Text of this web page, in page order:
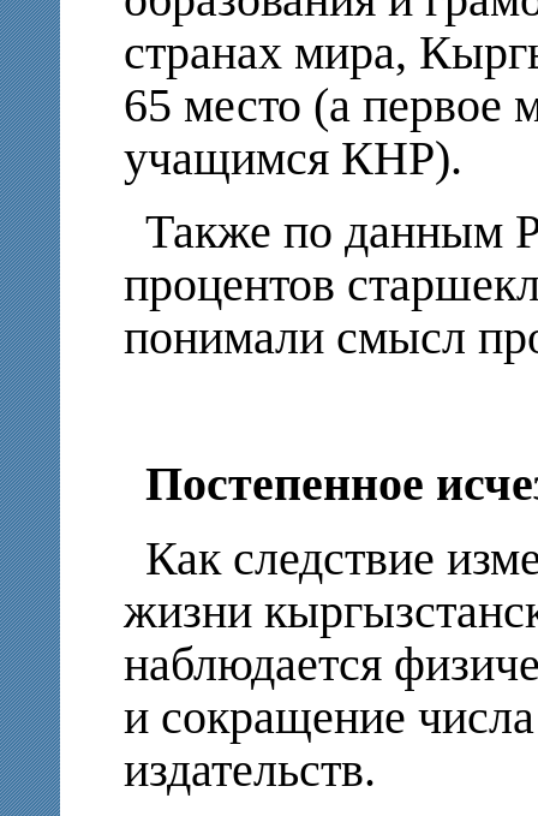
странах мира,
65 место (а первое
учащимся КНР).
Также по данным
процентов
понимали смысл
Постепенное
Как следствие
жизни
наблюдается
и сокращение
издательств.